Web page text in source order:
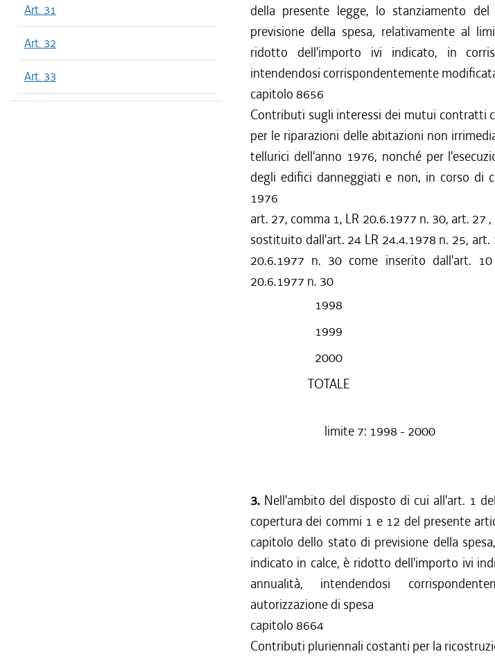
Art. 31
Art. 32
Art. 33
della presente legge, lo stanziamento
previsione della spesa, relativamente al
ridotto dell'importo ivi indicato, in
intendendosi corrispondentemente
capitolo 8656
Contributi sugli interessi dei mutui contratti
per le riparazioni delle abitazioni non
tellurici dell'anno 1976, nonché per
degli edifici danneggiati e non, in corso di
1976
art. 27, comma 1, LR 20.6.1977 n. 30, art. 27
sostituito dall'art. 24 LR 24.4.1978 n. 25, art.
20.6.1977 n. 30 come inserito dall'art.
20.6.1977 n. 30
1998
1999
2000
TOTALE
limite 7: 1998 - 2000
3. Nell'ambito del disposto di cui all'art. 1
copertura dei commi 1 e 12 del presente
capitolo dello stato di previsione della
indicato in calce, è ridotto dell'importo ivi
annualità, intendendosi
autorizzazione di spesa
capitolo 8664
Contributi pluriennali costanti per la